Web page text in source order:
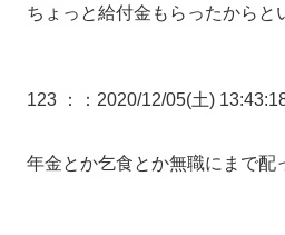
ちょっと給付金もらったからと
123 ： ：2020/12/05(土)
年金とか乞食とか無職にまで配